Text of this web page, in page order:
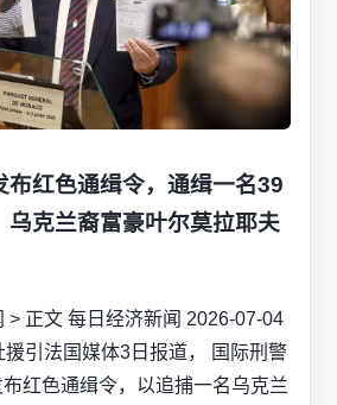
布红色通缉令，通缉一名39
乌克兰裔富豪叶尔莫拉耶夫
> 正文 每日经济新闻 2026-07-04
援引法国媒体3日报道， 国际刑警
红色通缉令，以追捕一名乌克兰